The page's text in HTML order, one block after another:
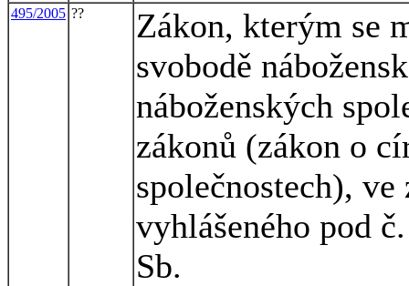
495/2005 ??
Zákon, kterým se
svobodě
náboženských
zákonů (zákon o
společnostech),
vyhlášeného pod
Sb.